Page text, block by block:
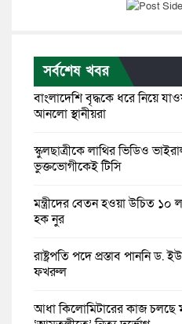
সর্বশেষ খবর
বাংলাদেশি বৃদ্ধকে ধরে নিয়ে
আনলো স্থানীয়রা
স্কুলছাত্রীকে লাথির ভিডিও
ভুক্তভোগীকেই টিসি
মন্ত্রীদের বেতন হওয়া উচিত
হক নুর
রাষ্ট্রপতি পদে প্রস্তাব পাননি ড.
ফখরুল
আধা কিলোমিটারের কাজ চলছে